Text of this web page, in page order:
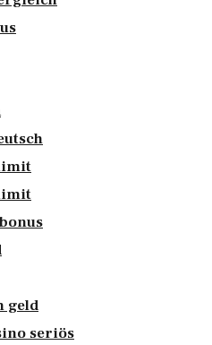
geld
seriös